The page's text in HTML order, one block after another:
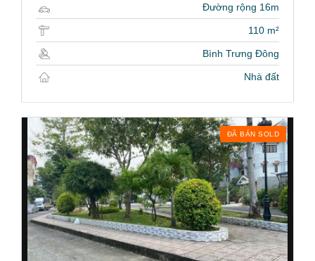
Đường rộng 16m
110 m²
Bình Trưng Đông
Nhà đất
ĐÃ BÁN SOLD